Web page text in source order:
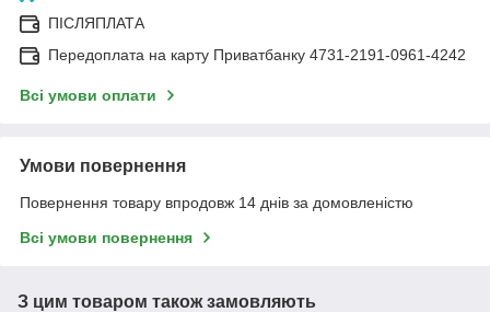
ПІСЛЯПЛАТА
Передоплата на карту Приватбанку 4731-2191-0961-4242
Всі умови оплати
Умови повернення
Повернення товару впродовж 14 днів за домовленістю
Всі умови повернення
З цим товаром також замовляють